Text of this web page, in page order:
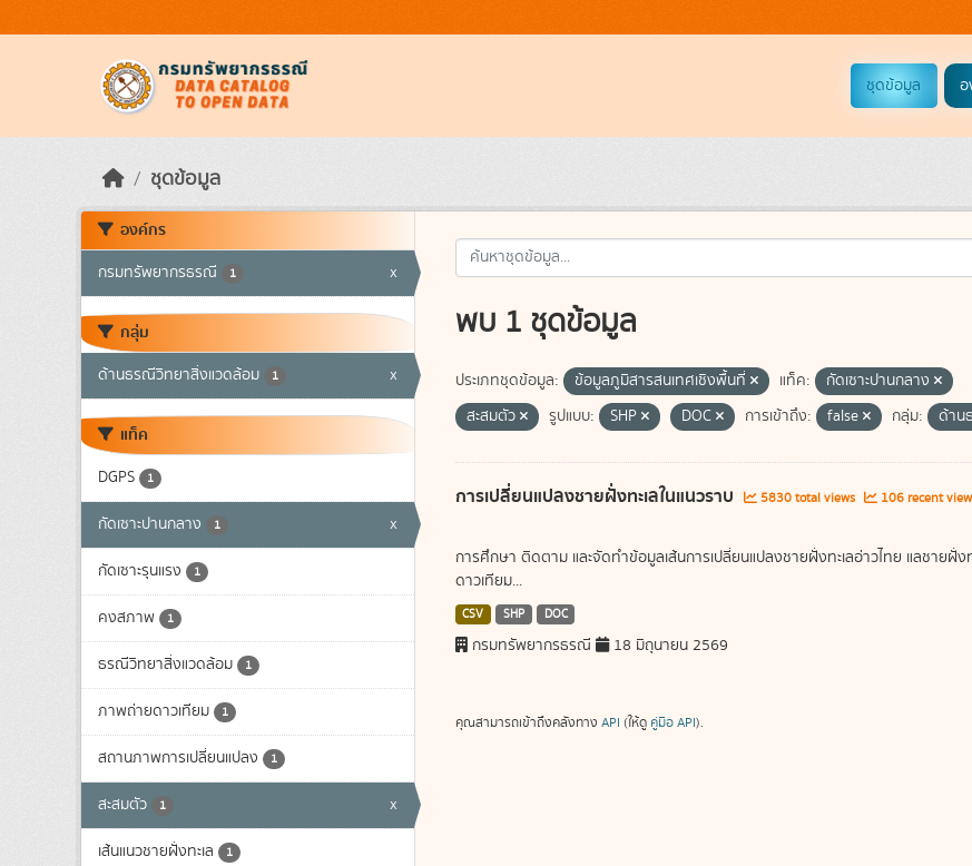
ชุดข้อมูล
ชุดข้อมูล
องค์กร
กรมทรัพยากรธรณี 1 x
กลุ่ม
ด้านธรณีวิทยาสิ่งแวดล้อม 1 x
แท็ค
DGPS 1
กัดเซาะปานกลาง 1 x
กัดเซาะรุนแรง 1
คงสภาพ 1
ธรณีวิทยาสิ่งแวดล้อม 1
ภาพถ่ายดาวเทียม 1
สถานภาพการเปลี่ยนแปลง 1
สะสมตัว 1 x
เส้นแนวชายฝั่งทะเล 1
พบ 1 ชุดข้อมูล
ประเภทชุดข้อมูล: ข้อมูลภูมิสารสนเทศเชิงพื้นที่ แท็ค:
กัดเซาะปานกลาง
สะสมตัว
รูปแบบ: SHP DOC การเข้าถึง: false กลุ่ม: ด้าน
การเปลี่ยนแปลงชายฝั่งทะเลในแนวราบ 5830 total views 106 recent
การศึกษา ติดตาม และจัดทำข้อมูลเส้นการเปลี่ยนแปลงชายฝั่งทะเลอ่าวไทย แลชาย
ดาวเทียม...
CSV SHP DOC
กรมทรัพยากรธรณี 18 มิถุนายน 2569
คุณสามารถเข้าถึงคลังทาง API (ให้ดู คู่มือ API).